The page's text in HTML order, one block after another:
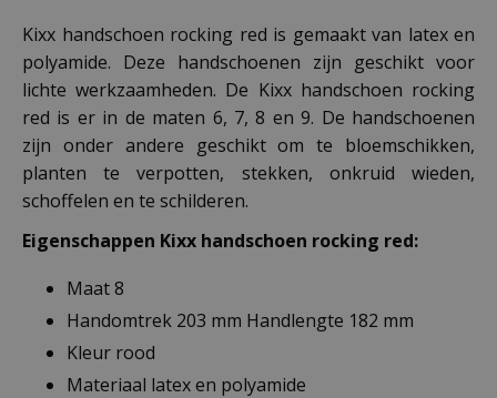
Kixx handschoen rocking red is gemaakt van latex en
polyamide. Deze handschoenen zijn geschikt voor
lichte werkzaamheden. De Kixx handschoen rocking
red is er in de maten 6, 7, 8 en 9. De handschoenen
zijn onder andere geschikt om te bloemschikken,
planten te verpotten, stekken, onkruid wieden,
schoffelen en te schilderen.
Eigenschappen Kixx handschoen rocking red:
Maat 8
Handomtrek 203 mm Handlengte 182 mm
Kleur rood
Materiaal latex en polyamide